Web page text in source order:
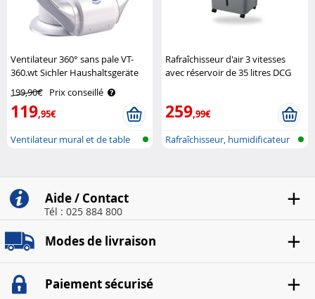
Ventilateur 360° sans pale VT-
360.wt Sichler Haushaltsgeräte
199,90€ Prix conseillé
119,95€
Ventilateur mural et de table
Rafraîchisseur d'air 3 vitesses
avec réservoir de 35 litres DCG
259,99€
Rafraîchisseur, humidificateur
Aide / Contact
Tél : 025 884 800
Modes de livraison
Paiement sécurisé